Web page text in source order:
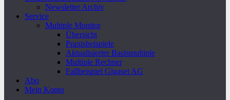
Newsletter Archiv
Service
Multiple Monitor
Übersicht
Praxisbeispiele
Aktualisierter Basismultiple
Multiple Rechner
Fallbeispiel Gigaset AG
Abo
Mein Konto